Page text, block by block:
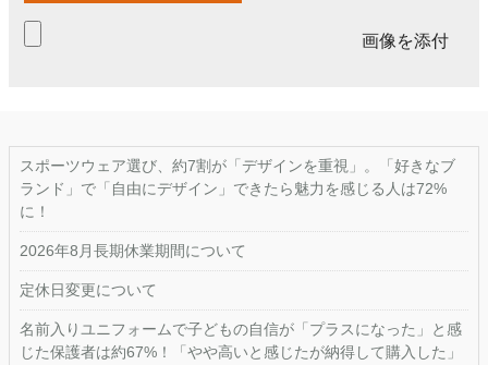
画像を添付
スポーツウェア選び、約7割が「デザインを重視」。「好きなブ
ランド」で「自由にデザイン」できたら魅力を感じる人は72%
に！
2026年8月長期休業期間について
定休日変更について
名前入りユニフォームで子どもの自信が「プラスになった」と感
じた保護者は約67%！「やや高いと感じたが納得して購入した」